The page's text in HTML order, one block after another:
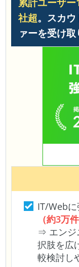
社超。スカ
ァーを受け
IT/Web
（約3万
⇒ エンジ
択肢を広
較検討し